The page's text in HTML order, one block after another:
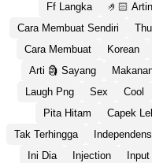
Ff Langka
🤌🏻
Cara Membuat Sendiri
Cara Membuat
Korean
Arti 🗿 Sayang
Laugh Png
Sex Cool
Pita Hitam
Capek
Tak Terhingga
Ini Dia
Injection Input